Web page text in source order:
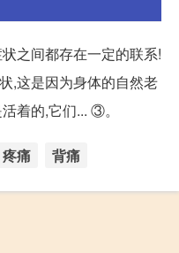
之间都存在一定的联系!
,这是因为身体的自然老
着的,它们... ③。
疼痛 背痛